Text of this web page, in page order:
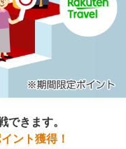
できます。
ント獲得！